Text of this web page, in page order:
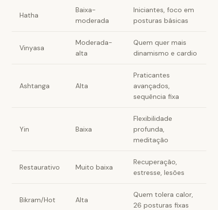
Hatha
Baixa-
moderada
Iniciantes, foco em
posturas básicas
Vinyasa
Moderada-
alta
Quem quer mais
dinamismo e cardio
Ashtanga Alta
Praticantes
avançados,
sequência fixa
Yin Baixa
Flexibilidade
profunda,
meditação
Restaurativo Muito baixa
Recuperação,
estresse, lesões
Bikram/Hot Alta
Quem tolera calor,
26 posturas fixas